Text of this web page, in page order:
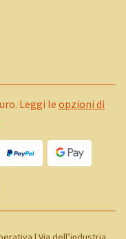
Leggi le opzioni di